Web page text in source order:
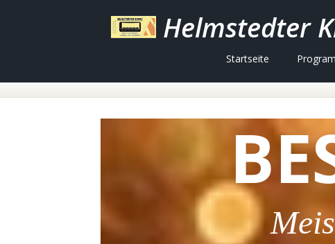
Helmstedter
Startseite